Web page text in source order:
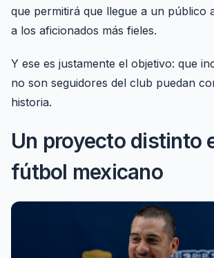
que permitirá que llegue a un público
a los aficionados más fieles.
Y ese es justamente el objetivo: que
no son seguidores del club puedan
historia.
Un proyecto distinto
fútbol mexicano